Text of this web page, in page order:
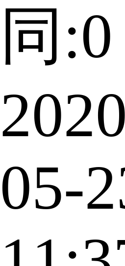
同:0
05-